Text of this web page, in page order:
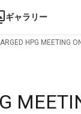
ギャラリー
HPG MEETING